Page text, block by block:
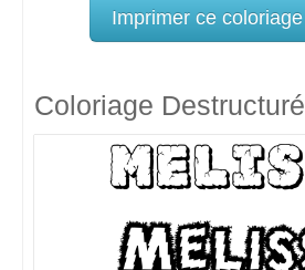
Imprimer ce coloriage
Coloriage Destructuré